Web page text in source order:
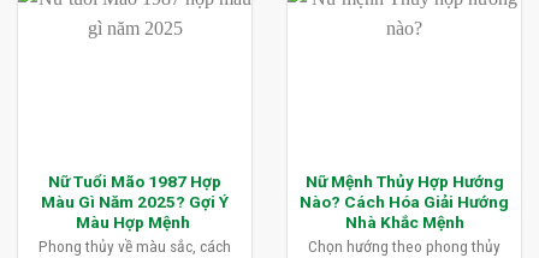
Nữ Tuổi Mão 1987 Hợp
Màu Gì Năm 2025? Gợi Ý
Màu Hợp Mệnh
Phong thủy về màu sắc, cách
Nữ Mệnh Thủy Hợp Hướng
Nào? Cách Hóa Giải Hướng
Nhà Khắc Mệnh
Chọn hướng theo phong thủy